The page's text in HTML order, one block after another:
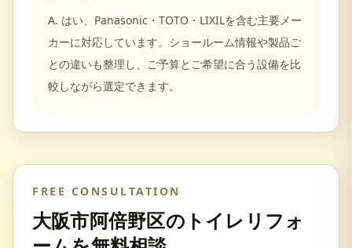
A. はい、Panasonic・TOTO・LIXILを含む主要メー
カーに対応しています。ショールーム情報や製品ご
との違いも整理し、ご予算とご希望に合う設備を比
較しながら選定できます。
FREE CONSULTATION
大阪市阿倍野区の トイレリフォ